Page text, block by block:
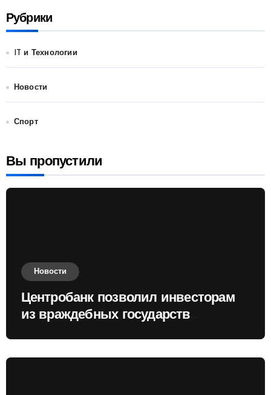
Рубрики
IT и Технологии
Новости
Спорт
Вы пропустили
Новости
Центробанк позволил инвесторам
из враждебных государств